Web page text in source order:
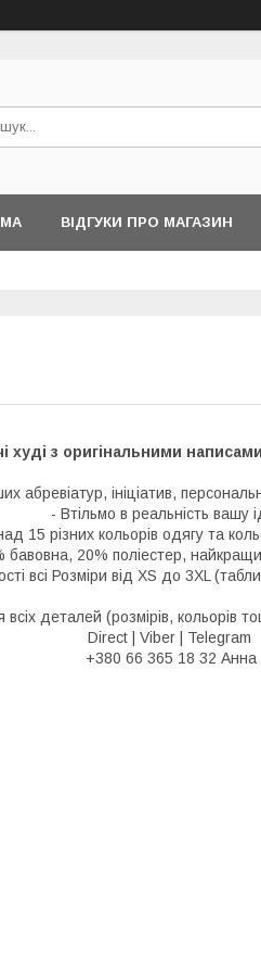
ВІДГУКИ ПРО МАГАЗИН
худі з оригінальними
абревіатур, ініціатив,
- Втільмо в реальність вашу
15 різних кольорів одягу та
бавовна, 20% поліестер,
всі Розміри від XS до 3XL
всіх деталей (розмірів, кольорів
Direct | Viber | Telegram
+380 66 365 18 32 Анна